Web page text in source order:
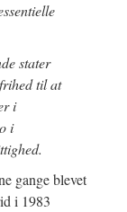
stater
til at
i
i
gange blevet
i 1983